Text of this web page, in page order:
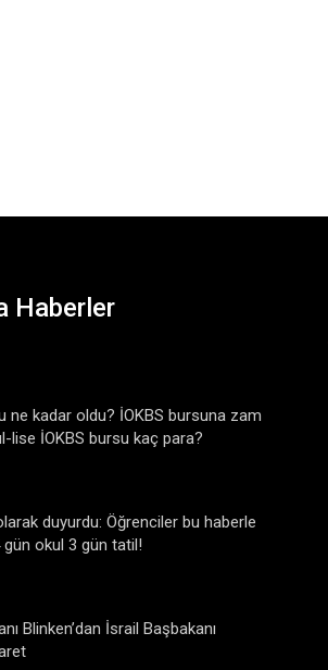
Haberler
ne kadar oldu? İOKBS bursuna zam
lise İOKBS bursu kaç para?
duyurdu: Öğrenciler bu haberle
gün okul 3 gün tatil!
Blinken’dan İsrail Başbakanı